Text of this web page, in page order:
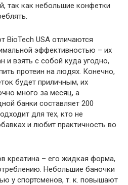
так как небольшие конфетки
BioTech USA отличаются
эффективностью – их
и взять с собой куда угодно,
протеин на людях. Конечно,
будет приличным, их
много за месяц, а
банки составляет 200
для тех, кто не
и любит практичность во
креатина – его жидкая форма,
Небольшие баночки
у спортсменов, т. к. повышают